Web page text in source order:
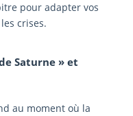
pour adapter vos
crises.
Saturne » et
au moment où la